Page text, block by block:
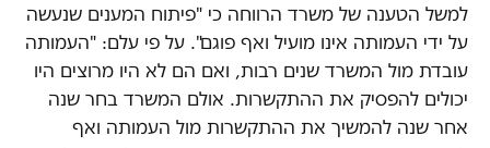
למשל הטענה של משרד הרווחה כי "פיתוח המענים שנעשה
על ידי העמותה אינו מועיל ואף פוגם". על פי עלם: "העמותה
עובדת מול המשרד שנים רבות, ואם הם לא היו מרוצים היו
יכולים להפסיק את ההתקשרות. אולם המשרד בחר שנה
אחר שנה להמשיך את ההתקשרות מול העמותה ואף